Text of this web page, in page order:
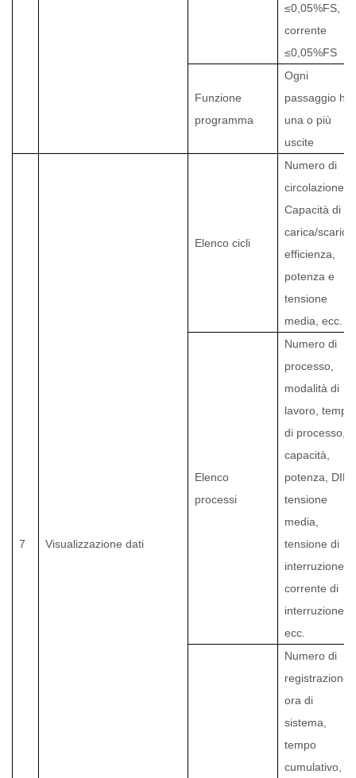
≤0,05%FS,
corrente
≤0,05%FS
Funzione
programma
Ogni
passaggio ha
una o più
uscite
7 Visualizzazione dati
Elenco cicli
Numero di
circolazione.
Capacità di
carica/scarica,
efficienza,
potenza e
tensione
media, ecc.
Elenco
processi
Numero di
processo,
modalità di
lavoro, tempo
di processo,
capacità,
potenza, DIR,
tensione
media,
tensione di
interruzione,
corrente di
interruzione,
ecc.
Numero di
registrazione,
ora di
sistema,
tempo
cumulativo,